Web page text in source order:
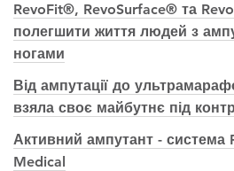
RevoFit®, RevoSurface® та
полегшити життя людей з
ногами
Від ампутації до
взяла своє майбутнє під
Активний ампутант - система
Medical